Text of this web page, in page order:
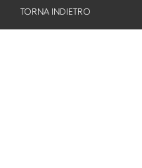
TORNA INDIETRO